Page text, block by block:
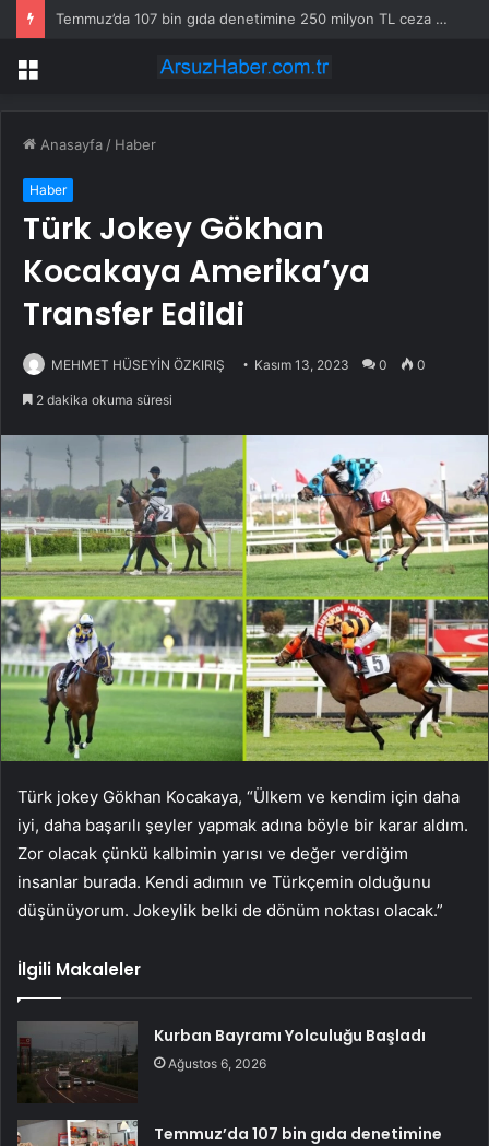
Temmuz’da 107 bin gıda denetimine 250 milyon TL ceza kesildi
Menü
Anasayfa / Haber
Haber
Türk Jokey Gökhan
Kocakaya Amerika’ya
Transfer Edildi
MEHMET HÜSEYİN ÖZKIRIŞ Kasım 13, 2023 0 0
2 dakika okuma süresi
Türk jokey Gökhan Kocakaya, “Ülkem ve kendim için daha
iyi, daha başarılı şeyler yapmak adına böyle bir karar aldım.
Zor olacak çünkü kalbimin yarısı ve değer verdiğim
insanlar burada. Kendi adımın ve Türkçemin olduğunu
düşünüyorum. Jokeylik belki de dönüm noktası olacak.”
İlgili Makaleler
Kurban Bayramı Yolculuğu Başladı
Ağustos 6, 2026
Temmuz’da 107 bin gıda denetimine